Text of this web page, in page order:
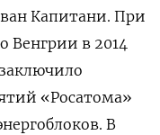
Капитани. При
Венгрии в 2014
«Росатома»
В